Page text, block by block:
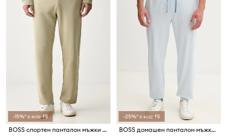
-15%* с код: FS
BOSS спортен панталон мъжки с памук Waffle Pants
-25%* с код: FS
BOSS домашен панталон мъжки от памук с еластан Mix&Match Pants